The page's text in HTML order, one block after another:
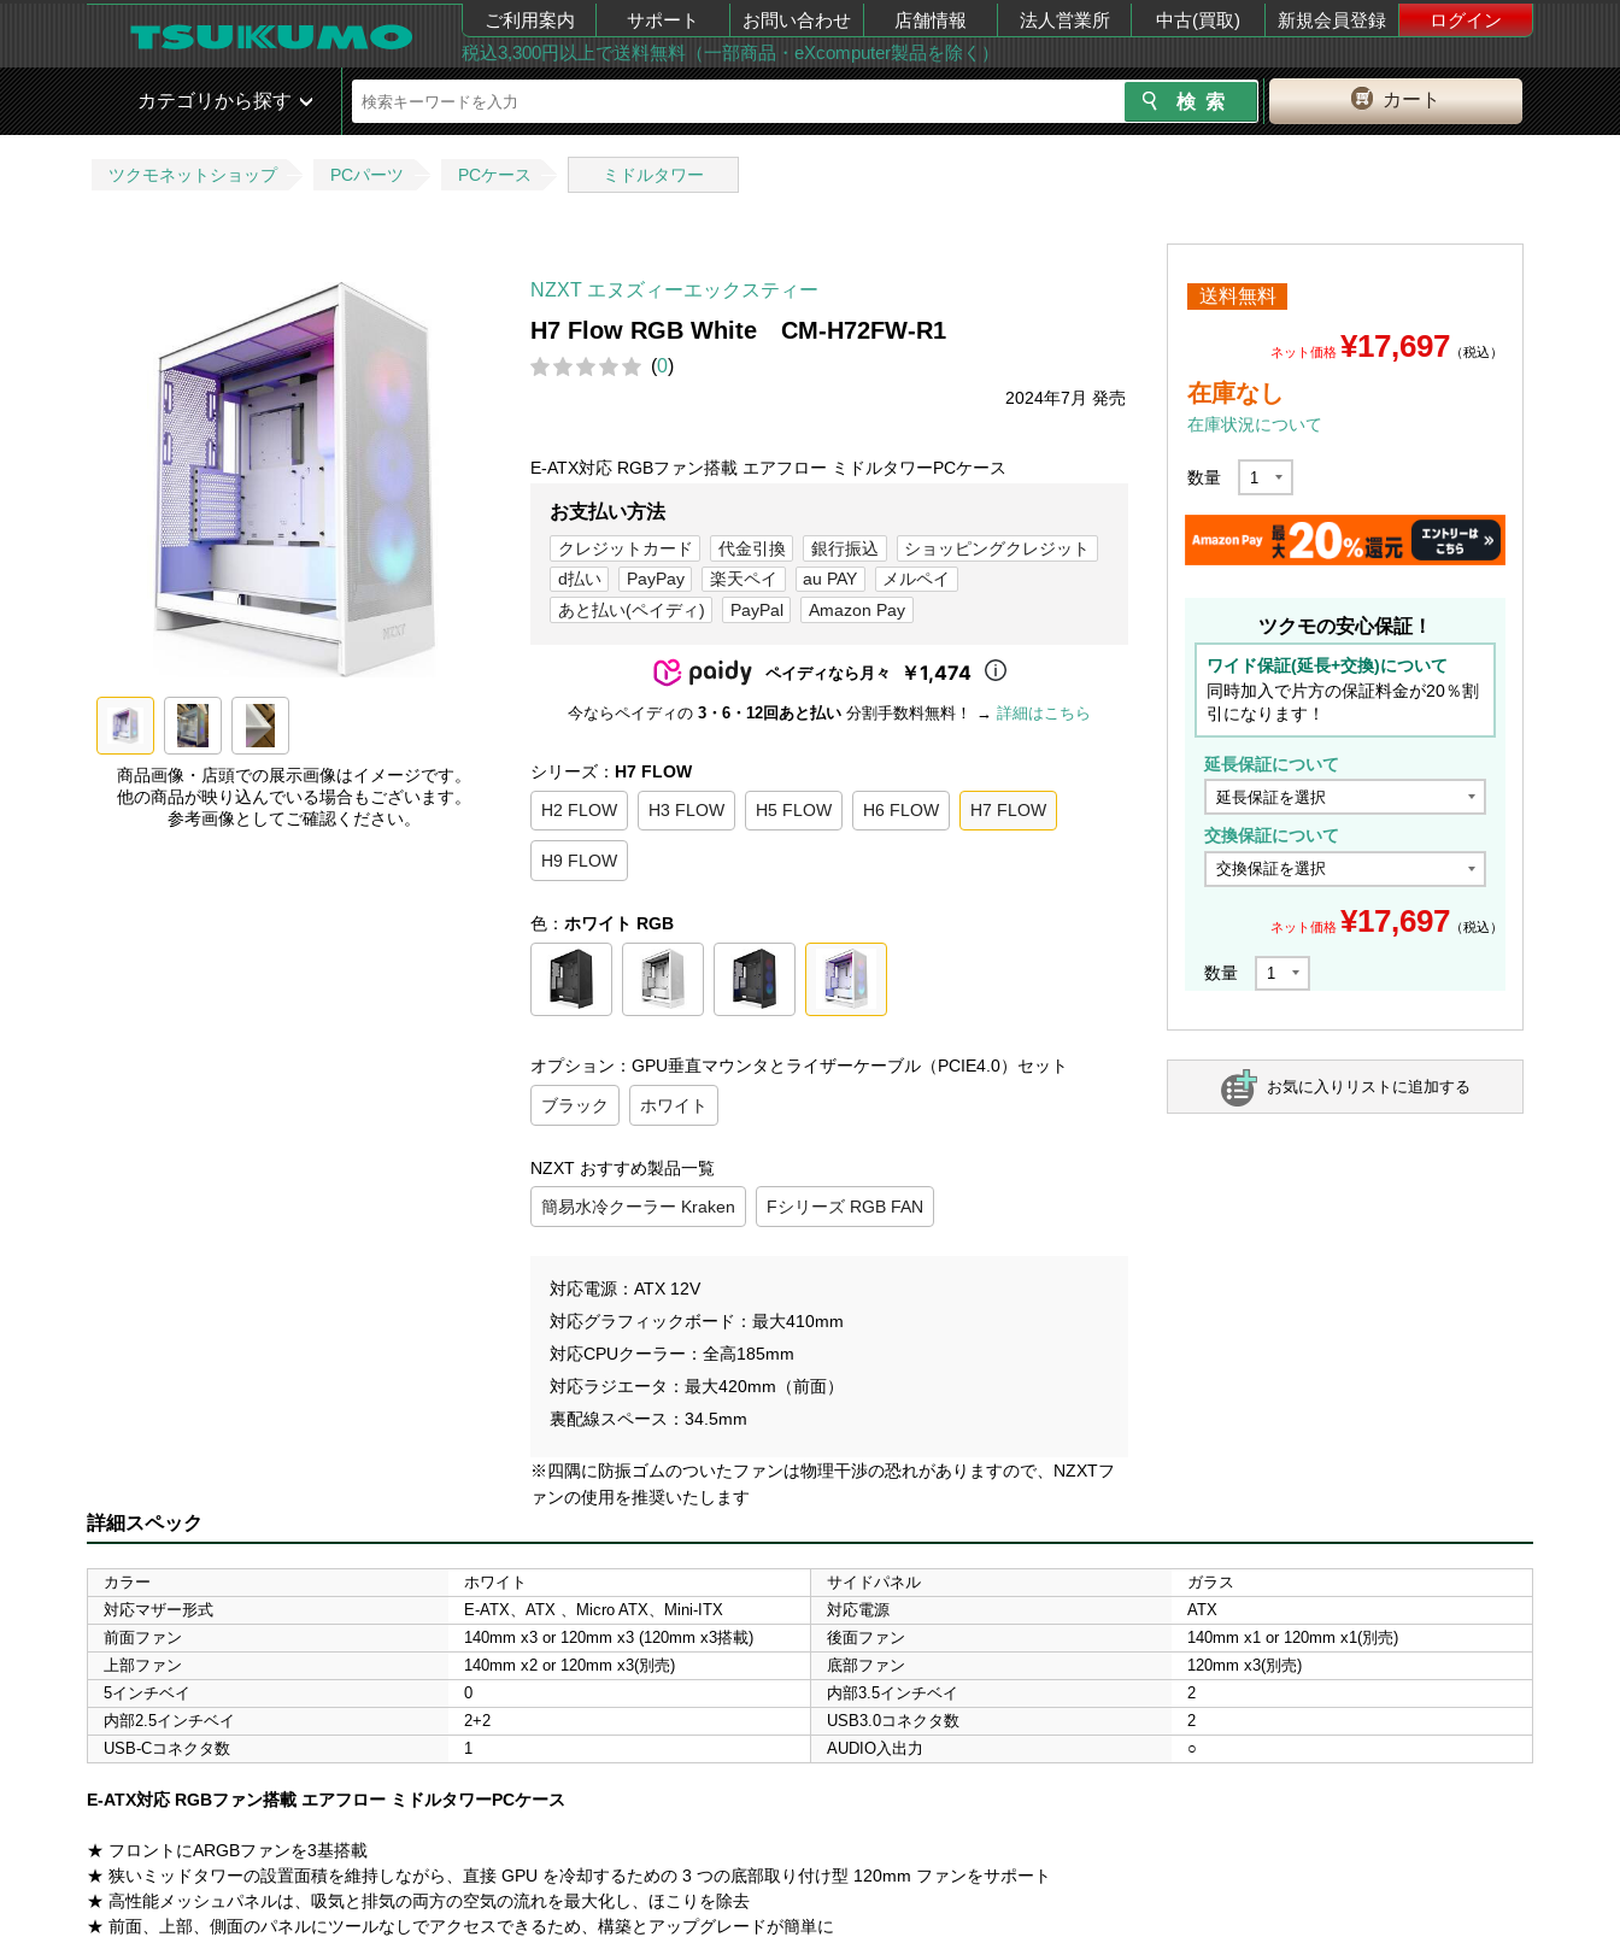
ご利用案内 サポート お問い合わせ 店舗情報 法人営業所 中古(買取) 新規会員登録
ログイン
税込3,300円以上で送料無料（一部商品・eXcomputer製品を除く）
カート
カテゴリから探す
ツクモネットショップ PCパーツ PCケース ミドルタワー
商品画像・店頭での展示画像はイメージです。
他の商品が映り込んでいる場合もございます。
参考画像としてご確認ください。
NZXT エヌズィーエックスティー
H7 Flow RGB White CM-H72FW-R1
(0)
2024年7月 発売
E-ATX対応 RGBファン搭載 エアフロー ミドルタワーPCケース
お支払い方法
クレジットカード 代金引換 銀行振込
ショッピングクレジット
d払い
PayPay 楽天ペイ au PAY
メルペイ
あと払い(ペイディ)
PayPal Amazon Pay
ペイディなら月々 ￥1,474
今ならペイディの 3・6・12回あと払い 分割手数料無料！ → 詳細はこちら
シリーズ： H7 FLOW
H2 FLOW H3 FLOW H5 FLOW H6 FLOW H7 FLOW
H9 FLOW
色： ホワイト RGB
オプション：GPU垂直マウンタとライザーケーブル（PCIE4.0）セット
ブラック ホワイト
NZXT おすすめ製品一覧
簡易水冷クーラー Kraken Fシリーズ RGB FAN
対応電源
ATX 12V
対応グラフィックボード
最大410mm
対応CPUクーラー
全高185mm
対応ラジエータ
最大420mm（前面）
裏配線スペース
34.5mm
※四隅に防振ゴムのついたファンは物理干渉の恐れがありますので、NZXTフ
ァンの使用を推奨いたします
送料無料
ネット価格 ¥17,697 （税込）
在庫なし
在庫状況について
数量
ツクモの安心保証！
ワイド保証(延長+交換)について
同時加入で片方の保証料金が20％割
引になります！
延長保証について
交換保証について
ネット価格 ¥17,697 （税込）
数量
お気に入りリストに追加する
詳細スペック
カラー ホワイト サイドパネル
ガラス
対応マザー形式
E-ATX、ATX 、Micro ATX、Mini-ITX 対応電源
ATX
前面ファン
140mm x3 or 120mm x3 (120mm x3搭載) 後面ファン
140mm x1 or 120mm x1(別売)
上部ファン
140mm x2 or 120mm x3(別売) 底部ファン
120mm x3(別売)
5インチベイ
0 内部3.5インチベイ
2
内部2.5インチベイ
2+2 USB3.0コネクタ数
2
USB-Cコネクタ数
1 AUDIO入出力 ○
E-ATX対応 RGBファン搭載 エアフロー ミドルタワーPCケース
★ フロントにARGBファンを3基搭載
★ 狭いミッドタワーの設置面積を維持しながら、直接 GPU を冷却するための 3 つの底部取り付け型 120mm ファンをサポート
★ 高性能メッシュパネルは、吸気と排気の両方の空気の流れを最大化し、ほこりを除去
★ 前面、上部、側面のパネルにツールなしでアクセスできるため、構築とアップグレードが簡単に